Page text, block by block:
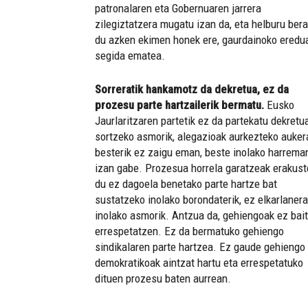
patronalaren eta Gobernuaren jarrera
zilegiztatzera mugatu izan da, eta helburu bera
du azken ekimen honek ere, gaurdainoko
segida ematea.
Sorreratik hankamotz da dekretua, ez da
prozesu parte hartzailerik bermatu. Eusko
Jaurlaritzaren partetik ez da partekatu
sortzeko asmorik, alegazioak aurkezteko
besterik ez zaigu eman, beste inolako
izan gabe. Prozesua horrela garatzeak
du ez dagoela benetako parte hartze bat
sustatzeko inolako borondaterik, ez
inolako asmorik. Antzua da, gehiengoak ez
errespetatzen. Ez da bermatuko gehiengo
sindikalaren parte hartzea. Ez gaude gehiengo
demokratikoak aintzat hartu eta errespetatuko
dituen prozesu baten aurrean.